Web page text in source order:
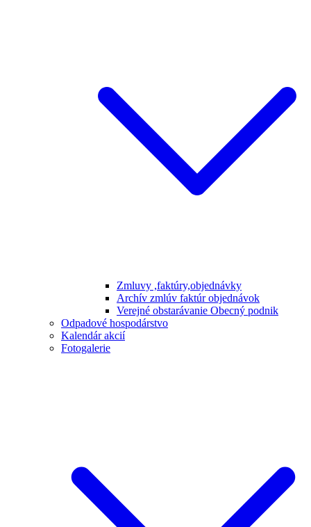
Zmluvy ,faktúry,objednávky
Archív zmlúv faktúr objednávok
Verejné obstarávanie Obecný podnik
Odpadové hospodárstvo
Kalendár akcií
Fotogalerie